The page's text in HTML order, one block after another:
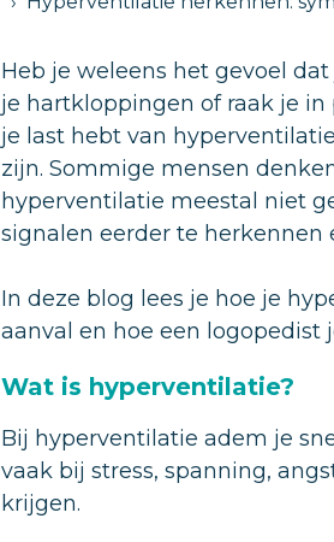
Heb je weleens het gevoel
je hartkloppingen of raak je
je last hebt van
zijn. Sommige mensen
hyperventilatie meestal niet
signalen eerder te
In deze blog lees je hoe je
aanval en hoe een logopedist
Wat is hyperventilatie?
Bij hyperventilatie adem je
vaak bij stress, spanning,
krijgen.